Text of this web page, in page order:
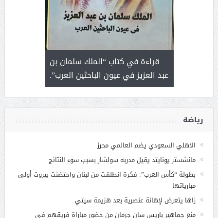
قراءة في كتاب “الملك سلمان بن
عبد العزيز في عيون الباحثين العرب”.
لايعرف
رياضة
الاهلي السعودي يضم العالمي محرز
مانشستر يونايتد يقيل مدربه سولشار بسبب سوء النتائج
بطولة “كأس العرب”: فكرة انطلقت من لبنان واحتضنت بيروت أولى
مبارياتها
زاها يتعرض لإهانة عنصرية بعد هزيمة سيتي
منع جماهير باريس سان جرمان من حضور مباراة فريقهم في